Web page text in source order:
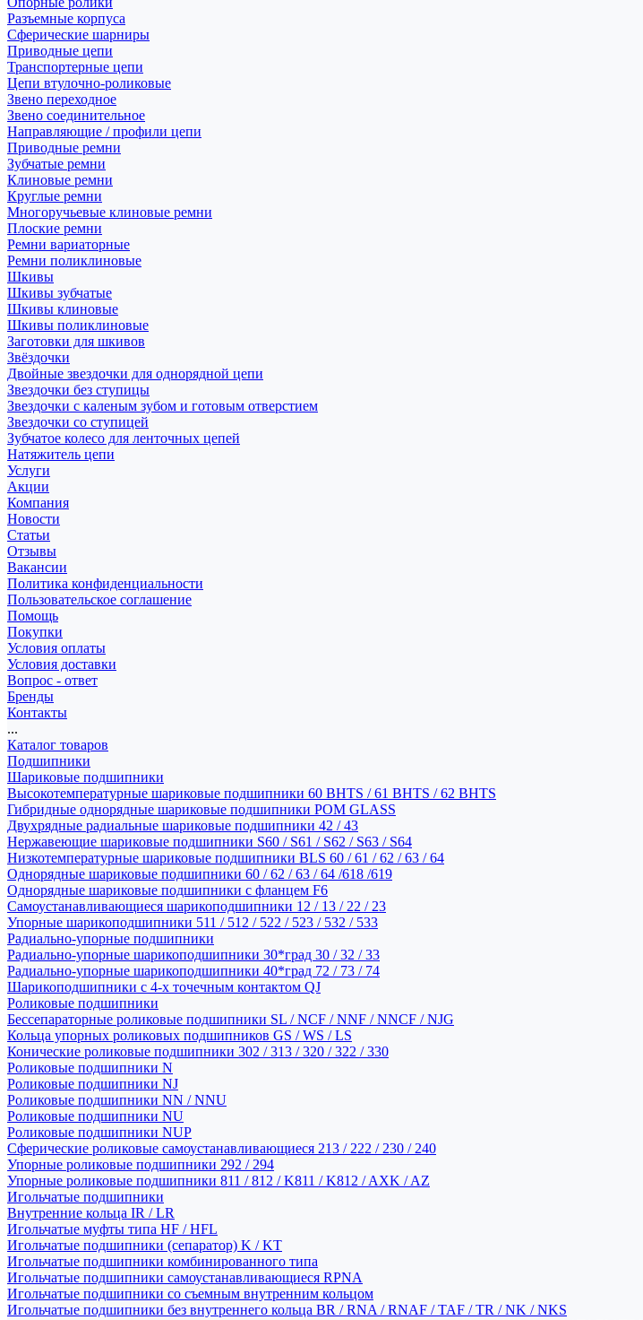
Разъемные корпуса
Сферические шарниры
Приводные цепи
Транспортерные цепи
Цепи втулочно-роликовые
Звено переходное
Звено соединительное
Направляющие / профили цепи
Приводные ремни
Зубчатые ремни
Клиновые ремни
Круглые ремни
Многоручьевые клиновые ремни
Плоские ремни
Ремни вариаторные
Ремни поликлиновые
Шкивы
Шкивы зубчатые
Шкивы клиновые
Шкивы поликлиновые
Заготовки для шкивов
Звёздочки
Двойные звездочки для однорядной цепи
Звездочки без ступицы
Звездочки с каленым зубом и готовым отверстием
Звездочки со ступицей
Зубчатое колесо для ленточных цепей
Натяжитель цепи
Услуги
Акции
Компания
Новости
Статьи
Отзывы
Вакансии
Политика конфиденциальности
Пользовательское соглашение
Помощь
Покупки
Условия оплаты
Условия доставки
Вопрос - ответ
Бренды
Контакты
...
Каталог товаров
Подшипники
Шариковые подшипники
Высокотемпературные шариковые подшипники 60 BHTS / 61 BHTS / 62 BHTS
Гибридные однорядные шариковые подшипники POM GLASS
Двухрядные радиальные шариковые подшипники 42 / 43
Нержавеющие шариковые подшипники S60 / S61 / S62 / S63 / S64
Низкотемпературные шариковые подшипники BLS 60 / 61 / 62 / 63 / 64
Однорядные шариковые подшипники 60 / 62 / 63 / 64 /618 /619
Однорядные шариковые подшипники с фланцем F6
Самоустанавливающиеся шарикоподшипники 12 / 13 / 22 / 23
Упорные шарикоподшипники 511 / 512 / 522 / 523 / 532 / 533
Радиально-упорные подшипники
Радиально-упорные шарикоподшипники 30*град 30 / 32 / 33
Радиально-упорные шарикоподшипники 40*град 72 / 73 / 74
Шарикоподшипники с 4-х точечным контактом QJ
Роликовые подшипники
Бессепараторные роликовые подшипники SL / NCF / NNF / NNCF / NJG
Кольца упорных роликовых подшипников GS / WS / LS
Конические роликовые подшипники 302 / 313 / 320 / 322 / 330
Роликовые подшипники N
Роликовые подшипники NJ
Роликовые подшипники NN / NNU
Роликовые подшипники NU
Роликовые подшипники NUP
Сферические роликовые самоустанавливающиеся 213 / 222 / 230 / 240
Упорные роликовые подшипники 292 / 294
Упорные роликовые подшипники 811 / 812 / K811 / K812 / AXK / AZ
Игольчатые подшипники
Внутренние кольца IR / LR
Игольчатые муфты типа HF / HFL
Игольчатые подшипники (сепаратор) K / KT
Игольчатые подшипники комбинированного типа
Игольчатые подшипники самоустанавливающиеся RPNA
Игольчатые подшипники со съемным внутренним кольцом
Игольчатые подшипники без внутреннего кольца BR / RNA / RNAF / TAF / TR / NK / NKS